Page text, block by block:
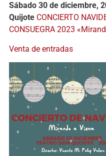
Sábado 30 de diciembre,
Quijote CONCIERTO
CONSUEGRA 2023
Venta de entradas